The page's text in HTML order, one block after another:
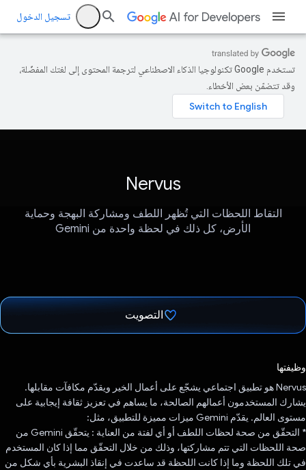
تسجيل الدخول
تستخدم Google تكنولوجيا الذكاء الاصطناعي لترجمة المحتوى إلى لغتك المفضّلة،
وقد تتضمّن بعض الأخطاء.
Nervus
التقاط اللحظات التي تُظهر اللطف ومشاركة البهجة وحماية
الأرض، كل ذلك في لحظة واحدة من Gemini
التصويت
وظيفتها
‫Nervus هو تطبيق اجتماعي يشجّع على أعمال الخير ويقدّم مكافآت مقابلها.
يشارك المستخدمون أعمالهم الصالحة، ما يساهم في تعزيز ثقافة إيجابية على
مستوى العالم. يقدّم Gemini ميزات مميزة للتطبيق، مثل:
* التحقّق من صحة لحظات اللطف أو أي لفتة من العناية : يتحقّق Gemini من
صحة اللحظات التي تتم مشاركتها، وذلك من خلال التحقّق مما إذا كان المستخدم
في تلك اللحظة وما إذا كانت اللحظة قد ساعدت في إنقاذ البشرية بأي شكل من